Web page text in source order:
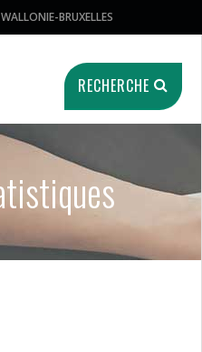
BRUXELLES
RECHERCHE